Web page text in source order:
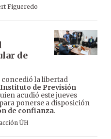
Figueredo
de
la libertad
Instituto de Previsión
acudió este jueves
ponerse a disposición
de confianza.
ÚH